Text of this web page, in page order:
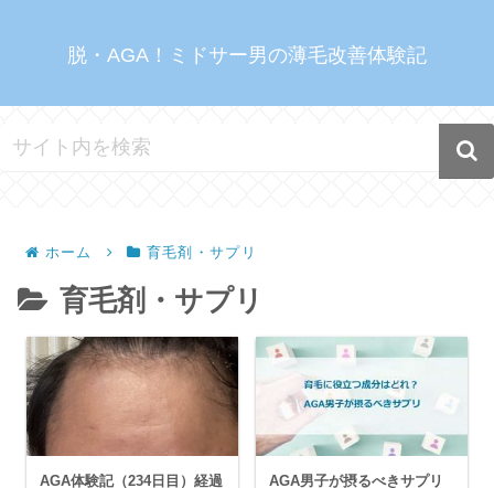
脱・AGA！ミドサー男の薄毛改善体験記
ホーム 育毛剤・サプリ
育毛剤・サプリ
AGA体験記（234日目）経過
AGA男子が摂るべきサプリ